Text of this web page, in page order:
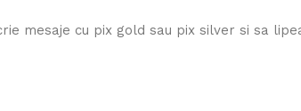
mesaje cu pix gold sau pix silver si sa